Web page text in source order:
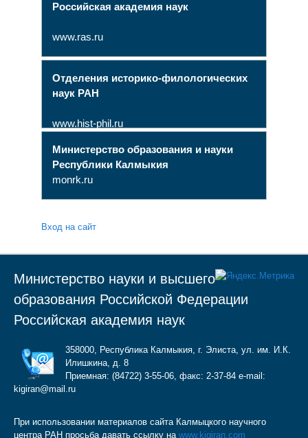
Российская академия наук
www.ras.ru
Отделения историко-филологических
наук РАН
www.hist-phil.ru
Министерство образования и науки
Республики Калмыкия
monrk.ru
Вход на сайт
Министерство науки и высшего
образования Российской Федерации
Российская академия наук
358000, Республика Калмыкия, г. Элиста, ул. им. И.К.
Илишкина, д. 8
Приемная: (84722) 3-55-06, факс: 2-37-84 e-mail:
kigiran@mail.ru
При использовании материалов сайта Калмыцкого научного
центра РАН просьба давать ссылку на www.kigiran.com